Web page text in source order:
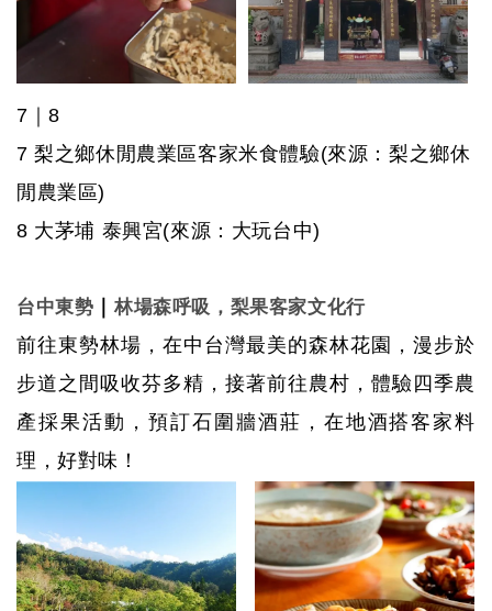
7 ｜8
7梨之鄉休閒農業區客家米食體驗(來源：梨之鄉休
閒農業區)
8 大茅埔 泰興宮(來源：大玩台中)
台中東勢 ｜林場森呼吸，梨果客家文化行
前往東勢林場，在中台灣最美的森林花園，漫步於
步道之間吸收芬多精，接著前往農村，體驗四季農
產採果活動，預訂石圍牆酒莊，在地酒搭客家料
理，好對味！